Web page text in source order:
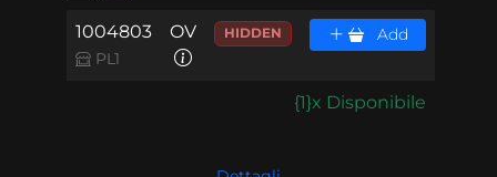
1004803
PL1
OV HIDDEN Add
{1}x Disponibile